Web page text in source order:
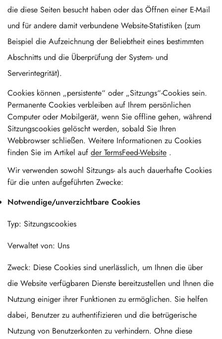
die diese Seiten besucht haben oder das Öffnen einer E-Mail
und für andere damit verbundene Website-Statistiken (zum
Beispiel die Aufzeichnung der Beliebtheit eines bestimmten
Abschnitts und die Überprüfung der System- und
Serverintegrität).
Cookies können „persistente“ oder „Sitzungs“-Cookies sein.
Permanente Cookies verbleiben auf Ihrem persönlichen
Computer oder Mobilgerät, wenn Sie offline gehen, während
Sitzungscookies gelöscht werden, sobald Sie Ihren
Webbrowser schließen. Weitere Informationen zu Cookies
finden Sie im Artikel auf der TermsFeed-Website .
Wir verwenden sowohl Sitzungs- als auch dauerhafte Cookies
für die unten aufgeführten Zwecke:
Notwendige/unverzichtbare Cookies
Typ: Sitzungscookies
Verwaltet von: Uns
Zweck: Diese Cookies sind unerlässlich, um Ihnen die über
die Website verfügbaren Dienste bereitzustellen und Ihnen die
Nutzung einiger ihrer Funktionen zu ermöglichen. Sie helfen
dabei, Benutzer zu authentifizieren und die betrügerische
Nutzung von Benutzerkonten zu verhindern. Ohne diese